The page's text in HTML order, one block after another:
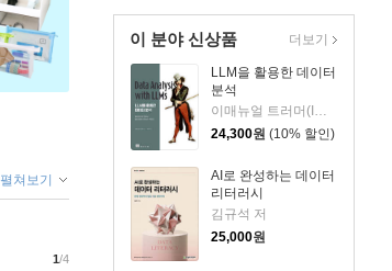
이 분야 신상품
LLM을 활용한 데이터
분석
이매뉴얼 트러머(Immanuel Trummer) 저/옥경석 역
24,300원 (10% 할인)
AI로 완성하는 데이터
리터러시
김규석 저
25,000원
더보기
펼쳐보기
1/4